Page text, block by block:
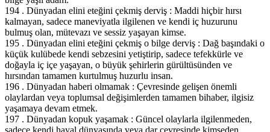
194 . Dünyadan elini eteğini çekmiş derviş : Maddi hiçbir hırsı
kalmayan, sadece maneviyatla ilgilenen ve kendi iç huzurunu
bulmuş olan, mütevazı ve sessiz yaşayan kimse.
195 . Dünyadan elini eteğini çekmiş o bilge derviş : Dağ başındaki o
küçük kulübede kendi sebzesini yetiştirip, sadece tefekkürle ve
doğayla iç içe yaşayan, o büyük şehirlerin gürültüsünden ve
hırsından tamamen kurtulmuş huzurlu insan.
196 . Dünyadan haberi olmamak : Çevresinde gelişen önemli
olaylardan veya toplumsal değişimlerden tamamen bihaber, ilgisiz
yaşamaya devam etmek.
197 . Dünyadan kopuk yaşamak : Güncel olaylarla ilgilenmeden,
sadece kendi hayal dünyasında veya dar çevresinde kimseden